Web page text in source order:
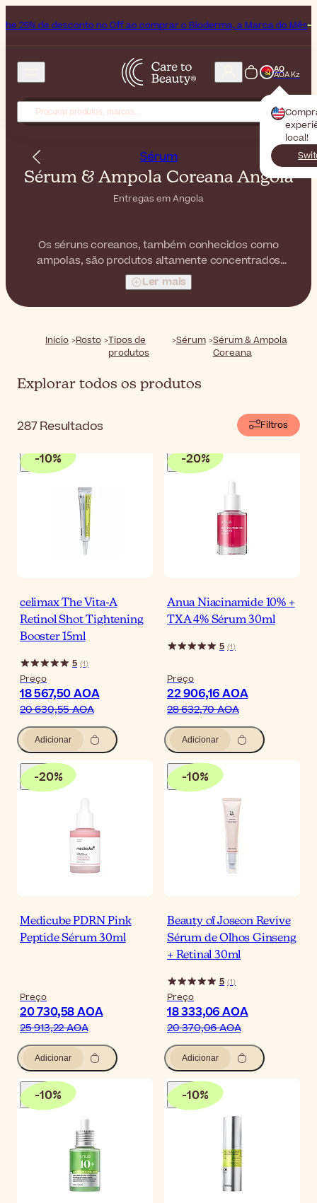
no Off ao comprar o Bioderma, a Marca do Mês All Beauty
AO
AOA Kz
local!
Sérum
Sérum & Ampola Coreana Angola
Entregas em Angola
Os séruns coreanos, também conhecidos como
ampolas, são produtos altamente concentrados
incluídos numa rotina de skincare K-beauty. Leves mas
potentes, estas fórmulas atuam sobre uma grande
variedade de preocupações, desde a hidratação e
da barreira cutânea, tornando-as uma excelente adição
à rotina de quem quer elevar os seus cuidados de pele
Ler mais
Início Rosto Tipos de
produtos
Sérum Sérum & Ampola
Coreana
Explorar todos os produtos
287Resultados Filtros
-10%
celimax The Vita-A
Retinol Shot Tightening
Booster 15ml
5 (1)
Preço
18 567,50 AOA
20 630,55 AOA
Adicionar
-20%
Anua Niacinamide 10% +
TXA 4% Sérum 30ml
5 (1)
Preço
22 906,16 AOA
28 632,70 AOA
Adicionar
-20%
Medicube PDRN Pink
Peptide Sérum 30ml
Preço
20 730,58 AOA
25 913,22 AOA
Adicionar
-10%
Beauty of Joseon Revive
Sérum de Olhos Ginseng
+ Retinal 30ml
5 (1)
Preço
18 333,06 AOA
20 370,06 AOA
Adicionar
-10% -10%